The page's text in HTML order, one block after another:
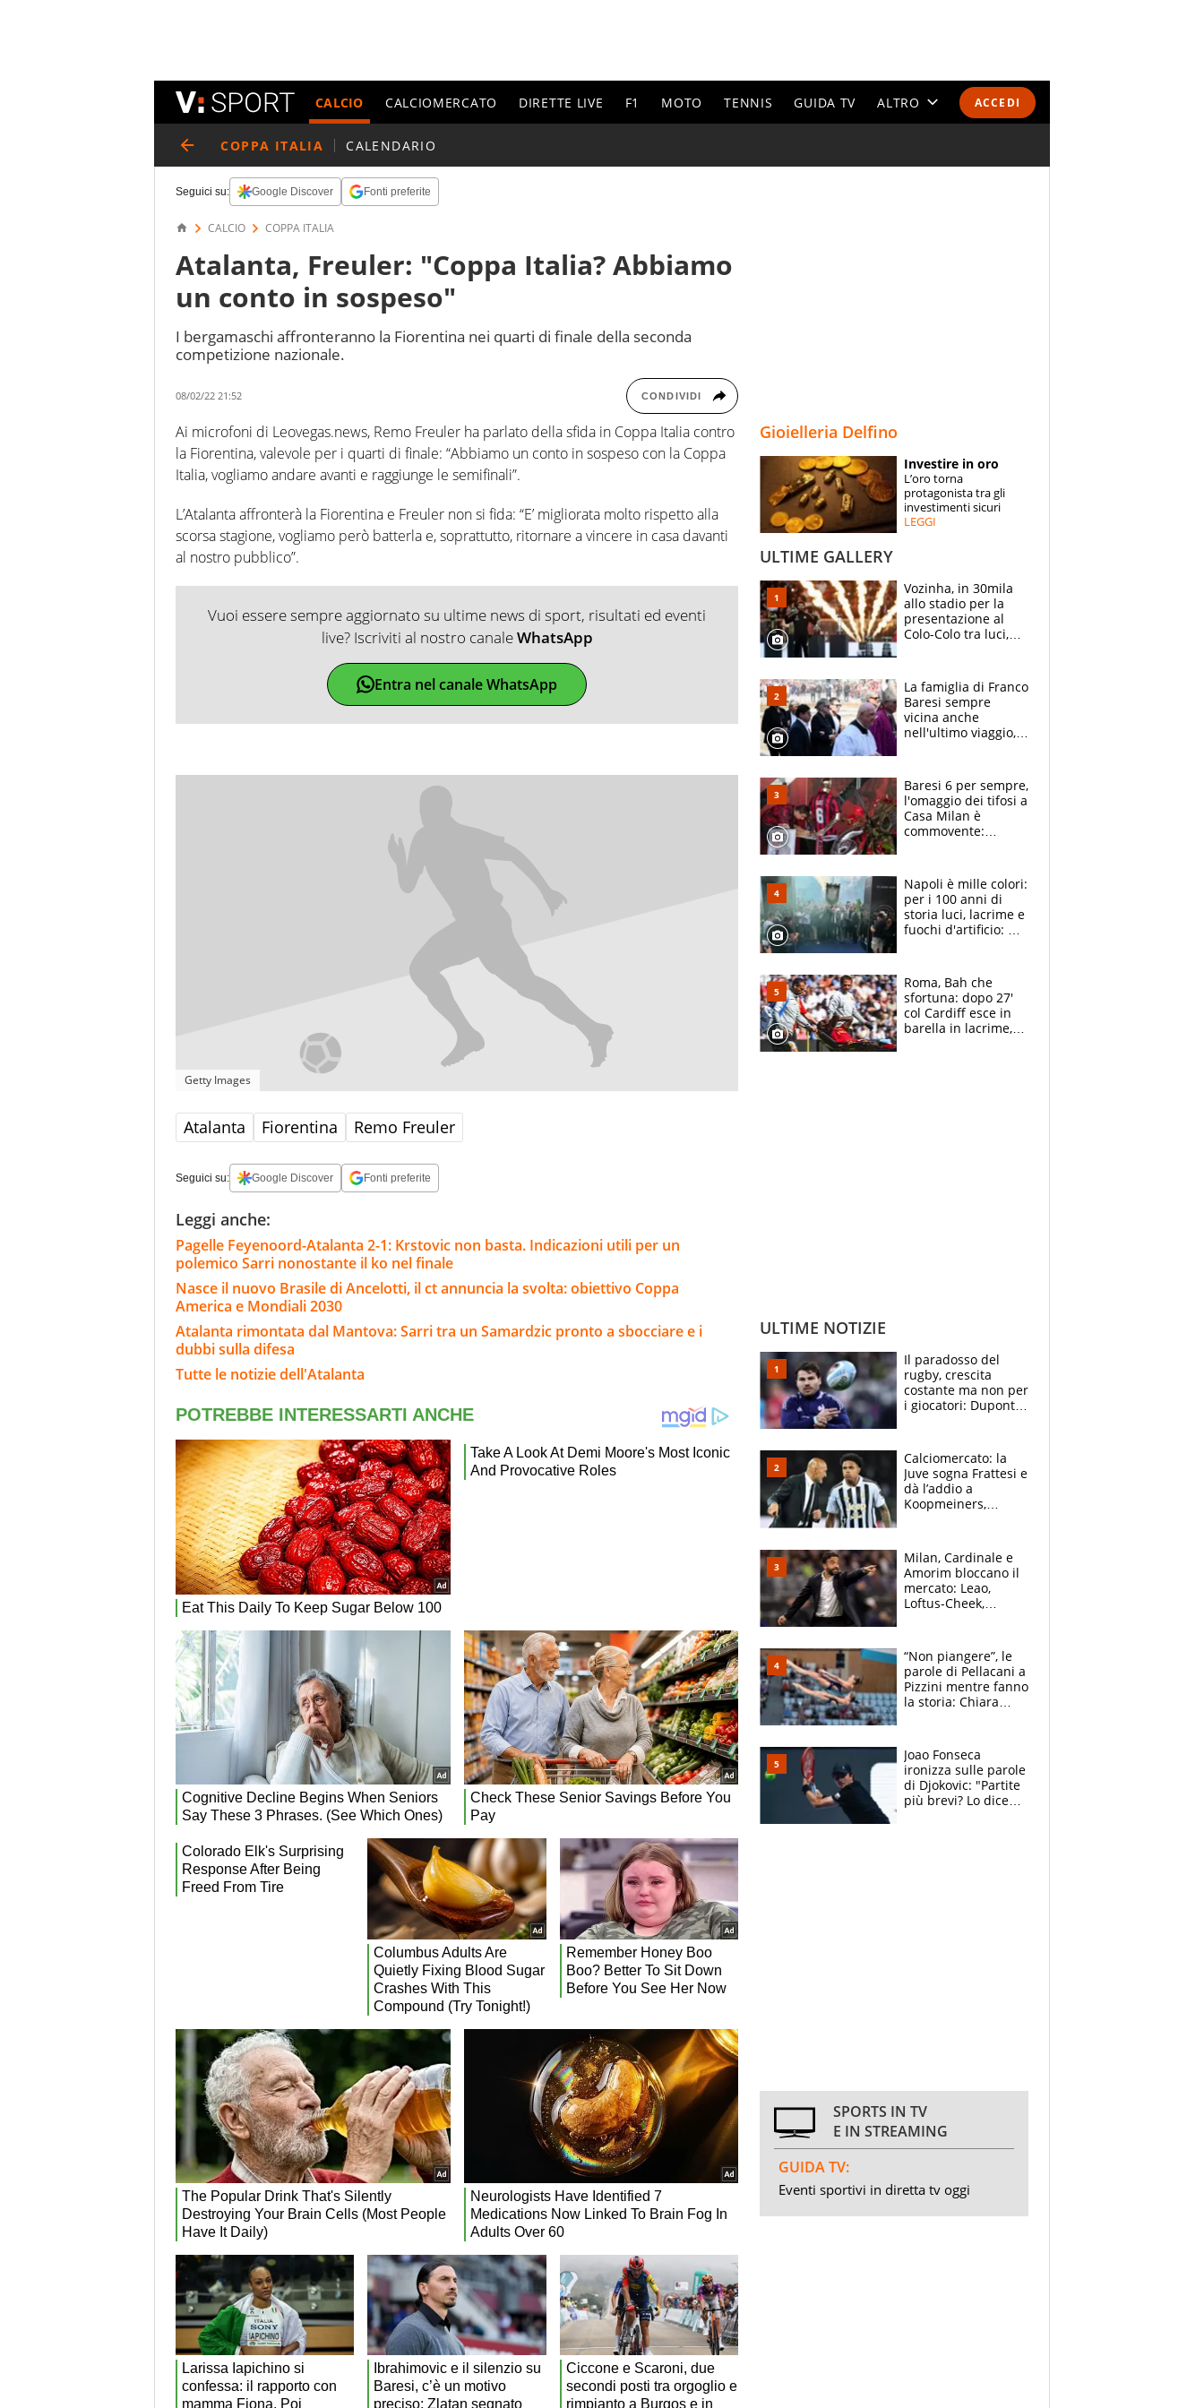
ACCEDI
CALCIO CALCIOMERCATO DIRETTE LIVE F1 MOTO TENNIS GUIDA TV ALTRO
ESPERTI
CONTATTI
COPPA ITALIA CALENDARIO
Seguici su: Google Discover Fonti preferite
CALCIO COPPA ITALIA
Atalanta, Freuler: "Coppa Italia? Abbiamo
un conto in sospeso"
I bergamaschi affronteranno la Fiorentina nei quarti di finale della seconda
competizione nazionale.
08/02/22 21:52 CONDIVIDI
Ai microfoni di Leovegas.news, Remo Freuler ha parlato della sfida in Coppa Italia contro
la Fiorentina, valevole per i quarti di finale: “Abbiamo un conto in sospeso con la Coppa
Italia, vogliamo andare avanti e raggiunge le semifinali”.
L’Atalanta affronterà la Fiorentina e Freuler non si fida: “E’ migliorata molto rispetto alla
scorsa stagione, vogliamo però batterla e, soprattutto, ritornare a vincere in casa davanti
al nostro pubblico”.
Vuoi essere sempre aggiornato su ultime news di sport, risultati ed eventi
live? Iscriviti al nostro canaleWhatsApp
Entra nel canale WhatsApp
Getty Images
Atalanta Fiorentina Remo Freuler
Seguici su: Google Discover Fonti preferite
Leggi anche:
Pagelle Feyenoord-Atalanta 2-1: Krstovic non basta. Indicazioni utili per un
polemico Sarri nonostante il ko nel finale
Nasce il nuovo Brasile di Ancelotti, il ct annuncia la svolta: obiettivo Coppa
America e Mondiali 2030
Atalanta rimontata dal Mantova: Sarri tra un Samardzic pronto a sbocciare e i
dubbi sulla difesa
Tutte le notizie dell'Atalanta
Gioielleria Delfino
Investire in oro
L’oro torna
protagonista tra gli
investimenti sicuri
LEGGI
ULTIME GALLERY
Vozinha, in 30mila
allo stadio per la
presentazione al
Colo-Colo tra luci,
La famiglia di Franco
Baresi sempre
vicina anche
nell'ultimo viaggio,
circondati
dall'affetto dei tifosi
Baresi 6 per sempre,
l'omaggio dei tifosi a
Casa Milan è
commovente:
bigliettini
Napoli è mille colori:
per i 100 anni di
storia luci, lacrime e
fuochi d'artificio: De
Roma, Bah che
sfortuna: dopo 27'
col Cardiff esce in
barella in lacrime,
ULTIME NOTIZIE
Il paradosso del
rugby, crescita
costante ma non per
i giocatori: Dupont
solo 1,4 milioni
all'anno
Calciomercato: la
Juve sogna Frattesi e
dà l’addio a
Koopmeiners,
scatenata
Milan, Cardinale e
Amorim bloccano il
mercato: Leao,
Loftus-Cheek,
Soulè e Osorio nel
mirino
“Non piangere”, le
parole di Pellacani a
Pizzini mentre fanno
la storia: Chiara
Joao Fonseca
ironizza sulle parole
di Djokovic: "Partite
più brevi? Lo dice
SPORTS IN TV
E IN STREAMING
GUIDA TV:
Eventi sportivi in diretta tv oggi